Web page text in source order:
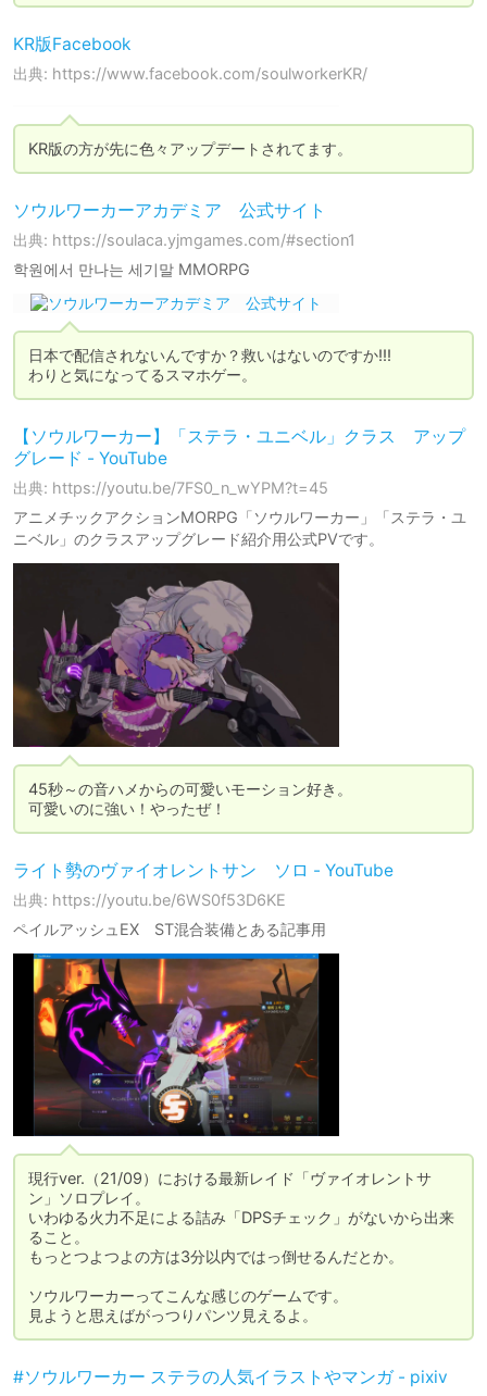
KR版Facebook
出典: https://www.facebook.com/soulworkerKR/
KR版の方が先に色々アップデートされてます。
ソウルワーカーアカデミア 公式サイト
出典: https://soulaca.yjmgames.com/#section1
학원에서 만나는 세기말 MMORPG
日本で配信されないんですか？救いはないのですか!!!
わりと気になってるスマホゲー。
【ソウルワーカー】「ステラ・ユニベル」クラス アップ
グレード - YouTube
出典: https://youtu.be/7FS0_n_wYPM?t=45
アニメチックアクションMORPG「ソウルワーカー」「ステラ・ユ
ニベル」のクラスアップグレード紹介用公式PVです。
45秒～の音ハメからの可愛いモーション好き。
可愛いのに強い！やったぜ！
ライト勢のヴァイオレントサン ソロ - YouTube
出典: https://youtu.be/6WS0f53D6KE
ペイルアッシュEX ST混合装備とある記事用
現行ver.（21/09）における最新レイド「ヴァイオレントサ
ン」ソロプレイ。
いわゆる火力不足による詰み「DPSチェック」がないから出来
ること。
もっとつよつよの方は3分以内ではっ倒せるんだとか。
ソウルワーカーってこんな感じのゲームです。
見ようと思えばがっつりパンツ見えるよ。
#ソウルワーカー ステラの人気イラストやマンガ - pixiv